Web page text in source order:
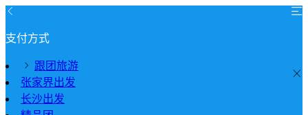
支付方式
跟团旅游
张家界出发
长沙出发